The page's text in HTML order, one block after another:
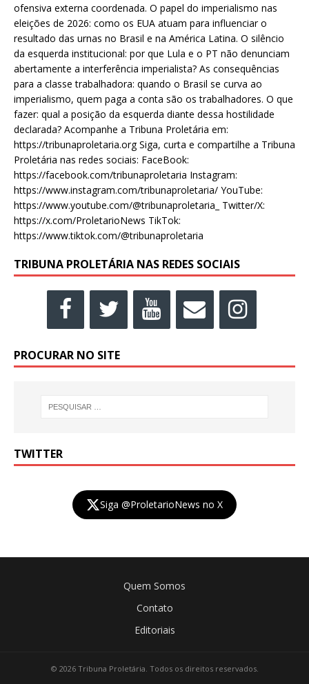
ofensiva externa coordenada. O papel do imperialismo nas
eleições de 2026: como os EUA atuam para influenciar o
resultado das urnas no Brasil e na América Latina. O silêncio
da esquerda institucional: por que Lula e o PT não denunciam
abertamente a interferência imperialista? As consequências
para a classe trabalhadora: quando o Brasil se curva ao
imperialismo, quem paga a conta são os trabalhadores. O que
fazer: qual a posição da esquerda diante dessa hostilidade
declarada? Acompanhe a Tribuna Proletária em:
https://tribunaproletaria.org Siga, curta e compartilhe a Tribuna
Proletária nas redes sociais: FaceBook:
https://facebook.com/tribunaproletaria Instagram:
https://www.instagram.com/tribunaproletaria/ YouTube:
https://www.youtube.com/@tribunaproletaria_ Twitter/X:
https://x.com/ProletarioNews TikTok:
https://www.tiktok.com/@tribunaproletaria
TRIBUNA PROLETÁRIA NAS REDES SOCIAIS
PROCURAR NO SITE
TWITTER
Siga @ProletarioNews no X
Quem Somos
Contato
Editoriais
© 2026 Tribuna Proletária. Todos os direitos reservados.